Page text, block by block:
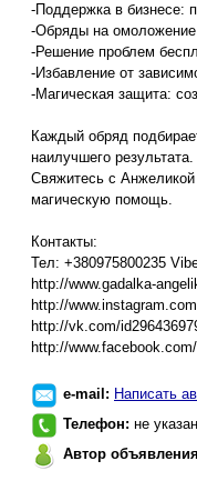
-Поддержка в бизнесе:
-Обряды на
-Решение проблем
-Избавление от
-Магическая защита:
Каждый обряд
наилучшего результата.
Свяжитесь с
магическую помощь.
Контакты:
Тел: +380975800235
http://www.gadalka-
http://
http://vk.com/
http://
e-mail: Написать
Телефон: не указан
Автор